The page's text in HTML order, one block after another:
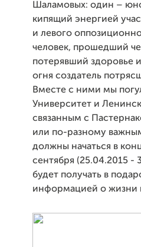
Шаламовых: один –
кипящий энергией
и левого
человек, прошедший
потерявший здоровье
огня создатель
Вместе с ними мы
Университет и
связанным с
или по-разному
должны начаться в
сентября (25.04.2015 -
будет получать в
информацией о жизни